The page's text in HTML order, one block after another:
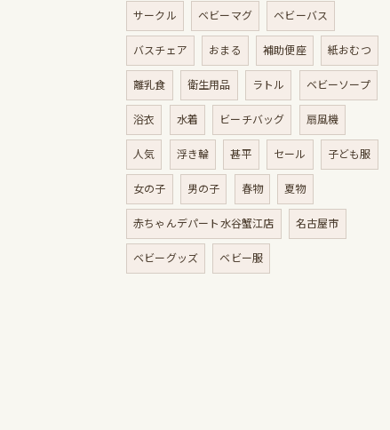
サークル
ベビーマグ
ベビーバス
バスチェア
おまる 補助便座
紙おむつ
離乳食
衛生用品 ラトル
ベビーソープ
浴衣
水着 ビーチバッグ
扇風機
人気
浮き輪 甚平 セール
子ども服
女の子
男の子 春物
夏物
赤ちゃんデパート水谷蟹江店
名古屋市
ベビーグッズ
ベビー服